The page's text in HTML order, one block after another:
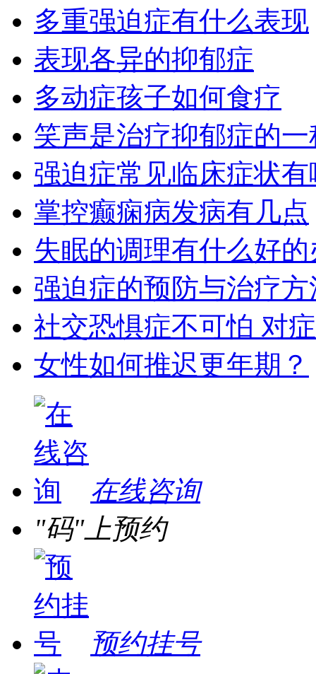
多重强迫症有什么表现
表现各异的抑郁症
多动症孩子如何食疗
笑声是治疗抑郁症的
强迫症常见临床症状有
掌控癫痫病发病有几点
失眠的调理有什么好
强迫症的预防与治疗
社交恐惧症不可怕 对
女性如何推迟更年期？
在线咨询
"码"上预约
预约挂号